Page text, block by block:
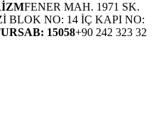
FENER MAH. 1971 SK.
BLOK NO: 14 İÇ KAPI NO:
15058+90 242 323 32